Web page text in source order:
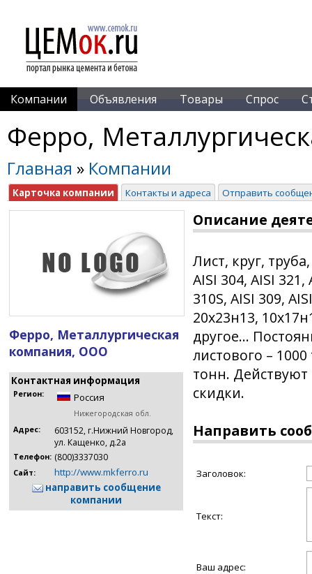
Компании Объявления Товары Спрос
Ферро,
Главная » Компании
Карточка компании Контакты и адреса Отправить
Ферро, Металлургическая
компания, ООО
Контактная информация
Регион: Россия
Нижегородская обл.
Адрес:
603152, г.Нижний Новгород,
ул. Кащенко, д.2а
Телефон: (800)3337030
Сайт:
http://www.mkferro.ru
направить сообщение
компании
Описание
Лист, круг,
AISI 304, AISI 321,
310S, AISI 309,
20х23н13,
другое...
листового –
тонн.
скидки.
Направить
Заголовок:
Текст:
Ваш адрес: